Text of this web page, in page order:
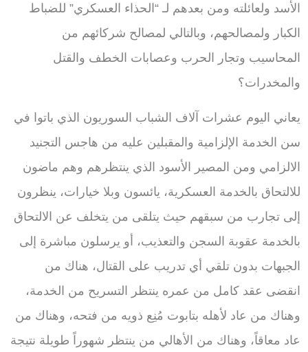
الأسد ولعائلته ومن بعدهم لـ “الحذاء العسكري” للضباط
الكبار ولمصالحهم، وبالتالي لمصالح شركائهم من
المحاسيب وتجار الحرب وعصابات الخطف والقتل
والمخدرات؟
يعاني اليوم عشرات آلاف الشباب السوريون الذي باتوا في
سن الخدمة الإلزامية والمقبلين عليه من هاجس التجنيد
الالزامي ومن المصير الأسود الذي ينتظرهم وهم ماضون
للالتحاق بالخدمة العسكرية، يائسون وبلا خيارات، ينظرون
إلى تجارب من سبقهم حيث يتلقى من يتخلف عن الالتحاق
بالخدمة عقوبة السجن والتعذيب، أو يرسلون مباشرة إلى
الجبهات بدون تلقي أي تدريب على القتال، هناك من
انقضى عقد كامل من عمره ينتظر التسريح من الخدمة،
وهناك من عاد لأهله بتابوت مُنِع ذويه من فتحه، وهناك من
عاد معاقاً، وهناك من الأهالي من ينتظر شهوراً طويلة نتيجة